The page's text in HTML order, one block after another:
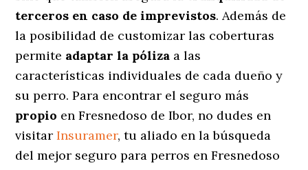
terceros en caso de imprevistos. Además de
la posibilidad de customizar las coberturas
permite adaptar la póliza a las
características individuales de cada dueño y
su perro. Para encontrar el seguro más
propio en Fresnedoso de Ibor, no dudes en
visitarInsuramer, tu aliado en la búsqueda
del mejor seguro para perros en Fresnedoso